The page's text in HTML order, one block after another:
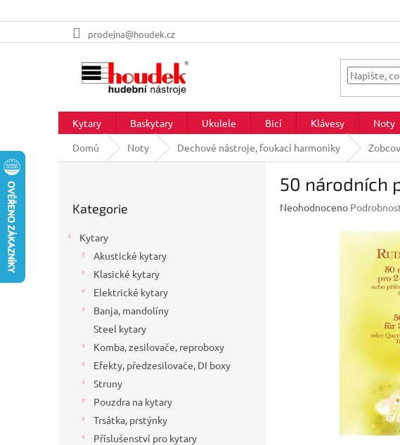
na
prodejna@houdek.cz
Kytary Baskytary Ukulele Bicí Klávesy Noty
Domů
Noty Dechové nástroje, foukací harmoniky
kategorie
Kategorie
Kytary
Akustické kytary
Klasické kytary
Elektrické kytary
Banja, mandolíny
Steel kytary
Komba, zesilovače, reproboxy
Efekty, předzesilovače, DI boxy
Struny
Pouzdra na kytary
Trsátka, prstýnky
Příslušenství pro kytary
50 národních
Průměrné
Neohodnoceno